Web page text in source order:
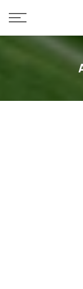
Ugrás
a
tartalomra